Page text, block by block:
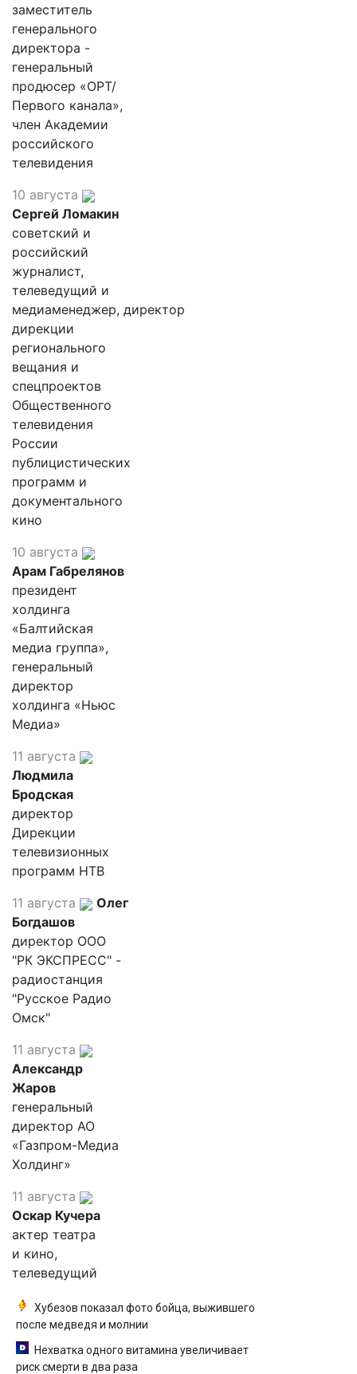
заместитель
генерального
директора -
генеральный
продюсер «ОРТ/
Первого канала»,
член Академии
российского
телевидения
10 августа
Сергей Ломакин
советский и
российский
журналист,
телеведущий и
медиаменеджер, директор
дирекции
регионального
вещания и
спецпроектов
Общественного
телевидения
России
публицистических
программ и
документального
кино
10 августа
Арам Габрелянов
президент
холдинга
«Балтийская
медиа группа»,
генеральный
директор
холдинга «Ньюс
Медиа»
11 августа
Людмила
Бродская
директор
Дирекции
телевизионных
программ НТВ
11 августа
Олег
Богдашов
директор ООО
"РК ЭКСПРЕСС" -
радиостанция
"Русское Радио
Омск"
11 августа
Александр
Жаров
генеральный
директор АО
«Газпром-Медиа
Холдинг»
11 августа
Оскар Кучера
актер театра
и кино,
телеведущий
Хубезов показал фото бойца, выжившего
после медведя и молнии
Нехватка одного витамина увеличивает
риск смерти в два раза